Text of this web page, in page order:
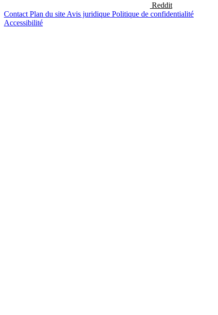
Reddit
Contact Plan du site Avis juridique Politique de confidentialité
Accessibilité